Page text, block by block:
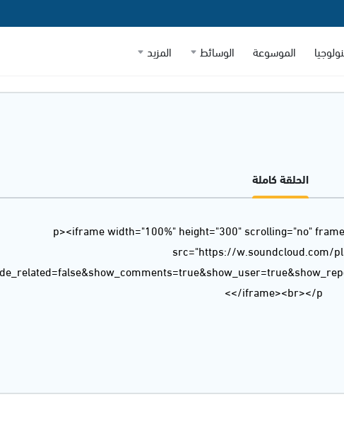
الموسوعة الوسائط المزيد
الحلقة كاملة
<p><iframe width="100%" height="300" scrolling="no"
src="https://w.soundcloud.com/
</iframe><br></p>